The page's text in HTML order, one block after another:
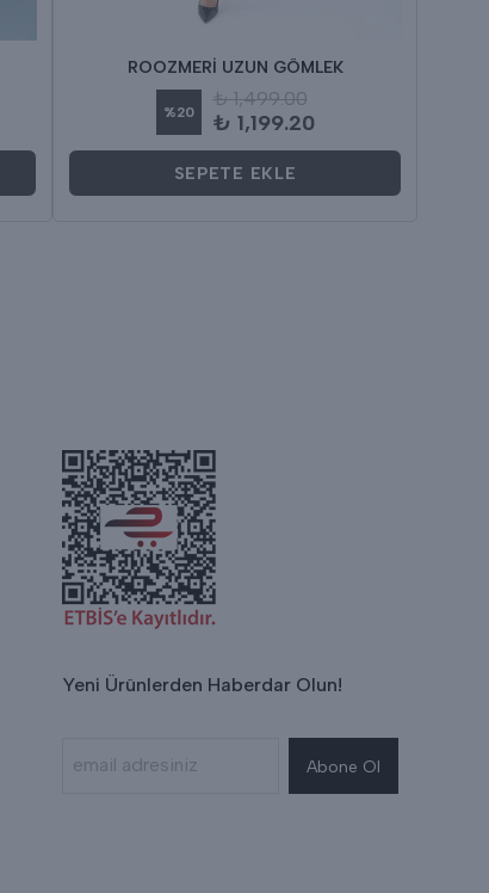
ROOZMERİ UZUN GÖMLEK
%20
₺ 1,499.00
₺ 1,199.20
SEPETE EKLE
Yeni Ürünlerden Haberdar Olun!
Abone Ol